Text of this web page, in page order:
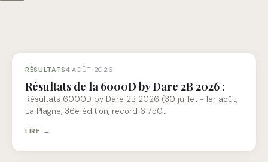
RÉSULTATS4 AOÛT 2026
Résultats de la 6000D by Dare 2B 2026 :
Résultats 6000D by Dare 2B 2026 (30 juillet - 1er août,
La Plagne, 36e édition, record 6 750…
LIRE →